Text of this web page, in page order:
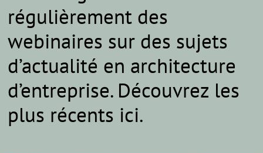
régulièrement des
webinaires sur des sujets
d’actualité en architecture
d’entreprise. Découvrez les
plus récents ici.